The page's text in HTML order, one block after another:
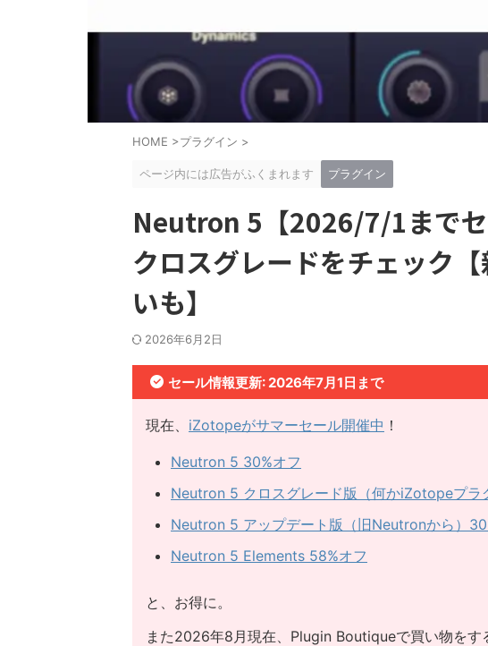
HOME >プラグイン >
ページ内には広告がふくまれます プラグイン
Neutron 5【2026/7/1までセ
クロスグレードをチェック
いも】
2026年6月2日
セール情報更新: 2026年7月1日まで
現在、 iZotopeがサマーセール開催中 ！
Neutron 5 30%オフ
Neutron 5 クロスグレード版（何かiZotopeプラ
Neutron 5 アップデート版（旧Neutronから）
Neutron 5 Elements 58%オフ
と、お得に。
また2026年8月現在、Plugin Boutiqueで買い物をす